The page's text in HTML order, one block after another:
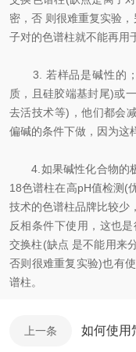
密，否 则很难重复实验
子对的色谱柱就不能再用
3. 若样品是碱性的；
质，且硅胶端基封尾)或
去活技术等)，他们都会
偏碱的条件下做，因为这
4.如果碱性化合物的极
18色谱柱在高pH值检测(
技术的色谱柱品牌比较少
反相条件下使用，这也
交换柱(缺点 是不能用来
否则很难重复实验)也有
谱柱。
上一条 如何使用